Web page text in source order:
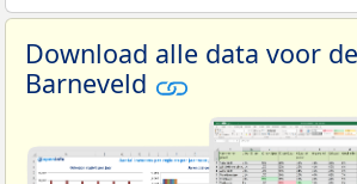
Download alle data voor
Barneveld